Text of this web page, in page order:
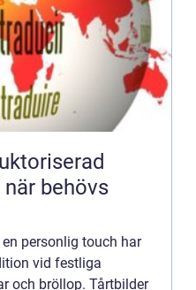
behövs
personlig touch har
vid festliga
och bröllop. Tårtbilder